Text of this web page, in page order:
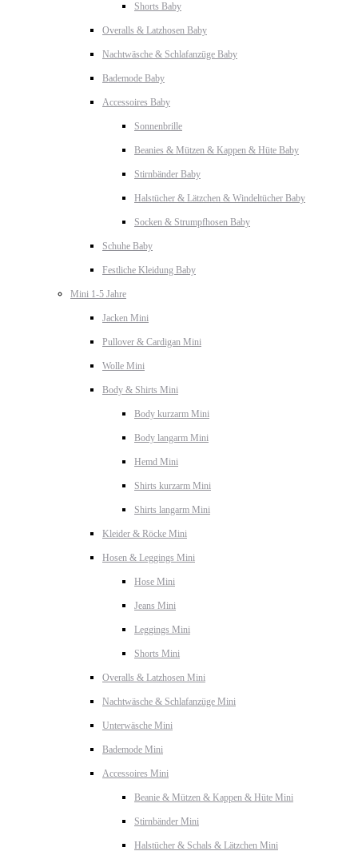
Shorts Baby
Overalls & Latzhosen Baby
Nachtwäsche & Schlafanzüge Baby
Bademode Baby
Accessoires Baby
Sonnenbrille
Beanies & Mützen & Kappen & Hüte Baby
Stirnbänder Baby
Halstücher & Lätzchen & Windeltücher Baby
Socken & Strumpfhosen Baby
Schuhe Baby
Festliche Kleidung Baby
Mini 1-5 Jahre
Jacken Mini
Pullover & Cardigan Mini
Wolle Mini
Body & Shirts Mini
Body kurzarm Mini
Body langarm Mini
Hemd Mini
Shirts kurzarm Mini
Shirts langarm Mini
Kleider & Röcke Mini
Hosen & Leggings Mini
Hose Mini
Jeans Mini
Leggings Mini
Shorts Mini
Overalls & Latzhosen Mini
Nachtwäsche & Schlafanzüge Mini
Unterwäsche Mini
Bademode Mini
Accessoires Mini
Beanie & Mützen & Kappen & Hüte Mini
Stirnbänder Mini
Halstücher & Schals & Lätzchen Mini